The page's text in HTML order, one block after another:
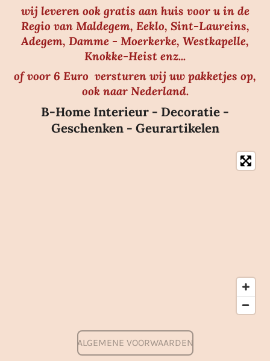
wij leveren ook gratis aan huis voor u in de
Regio van Maldegem, Eeklo, Sint-Laureins,
Adegem, Damme - Moerkerke, Westkapelle,
Knokke-Heist enz...
of voor 6 Euro versturen wij uw pakketjes op,
ook naar Nederland.
B-Home Interieur - Decoratie -
Geschenken - Geurartikelen
ALGEMENE VOORWAARDEN